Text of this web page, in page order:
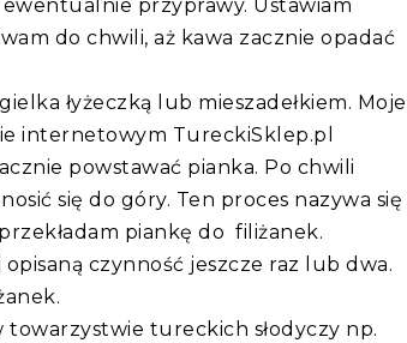
przyprawy. Ustawiam
do chwili, aż kawa zacznie opadać
łyżeczką lub mieszadełkiem. Moje
internetowym TureckiSklep.pl
powstawać pianka. Po chwili
się do góry. Ten proces nazywa się
piankę do filiżanek.
czynność jeszcze raz lub dwa.
towarzystwie tureckich słodyczy np.